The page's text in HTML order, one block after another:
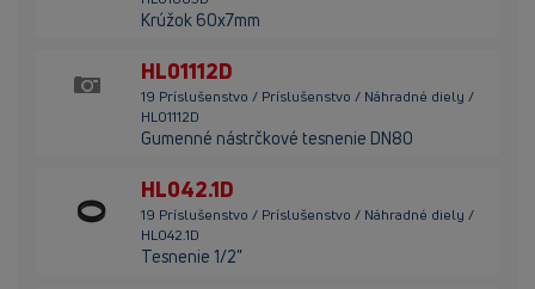
Krúžok 60x7mm
HL01112D
19 Príslušenstvo / Príslušenstvo / Náhradné diely /
HL01112D
Gumenné nástrčkové tesnenie DN80
HL042.1D
19 Príslušenstvo / Príslušenstvo / Náhradné diely /
HL042.1D
Tesnenie 1/2"